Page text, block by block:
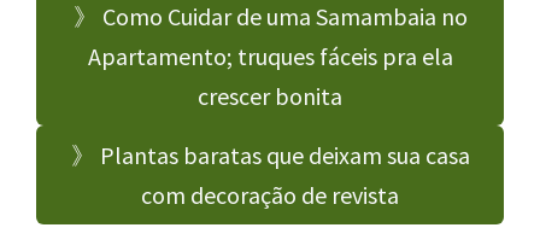
》 Como Cuidar de uma Samambaia no
Apartamento; truques fáceis pra ela
crescer bonita
》 Plantas baratas que deixam sua casa
com decoração de revista